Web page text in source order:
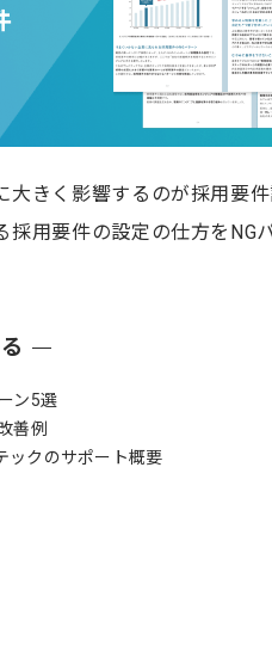
きく影響するのが採用要件
採用要件の設定の仕方をNG
ン5選
善例
ックのサポート概要